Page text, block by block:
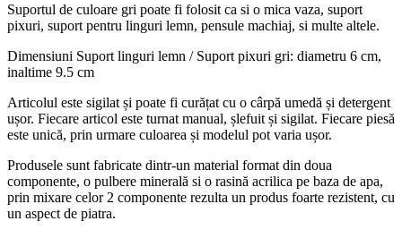
Suportul de culoare gri poate fi folosit ca si o mica vaza, suport
pixuri, suport pentru linguri lemn, pensule machiaj, si multe altele.
Dimensiuni Suport linguri lemn / Suport pixuri gri: diametru 6 cm,
inaltime 9.5 cm
Articolul este sigilat și poate fi curățat cu o cârpă umedă și detergent
ușor. Fiecare articol este turnat manual, șlefuit și sigilat. Fiecare piesă
este unică, prin urmare culoarea și modelul pot varia ușor.
Produsele sunt fabricate dintr-un material format din doua
componente, o pulbere minerală si o rasină acrilica pe baza de apa,
prin mixare celor 2 componente rezulta un produs foarte rezistent, cu
un aspect de piatra.